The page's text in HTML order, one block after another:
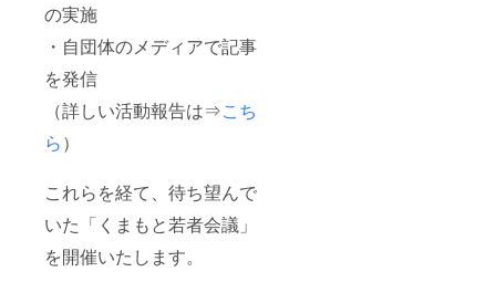
の実施
・自団体のメディアで記事
を発信
（詳しい活動報告は⇒こち
ら）
これらを経て、待ち望んで
いた「くまもと若者会議」
を開催いたします。